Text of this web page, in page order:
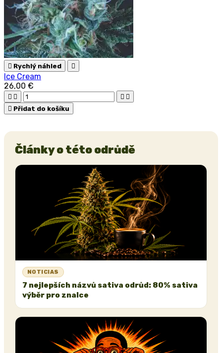
 Rychlý náhled 
Ice Cream
26,00 €
   
 Přidat do košíku
Články o této odrůdě
NOTICIAS
7 nejlepších názvů sativa odrůd: 80% sativa
výběr pro znalce